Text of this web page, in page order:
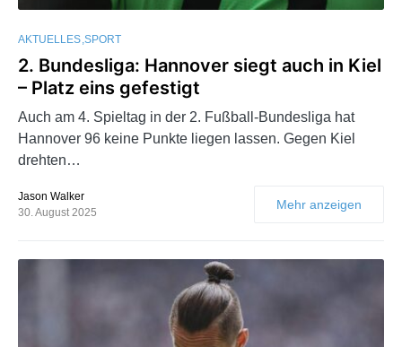
AKTUELLES SPORT
2. Bundesliga: Hannover siegt auch in Kiel
– Platz eins gefestigt
Auch am 4. Spieltag in der 2. Fußball-Bundesliga hat
Hannover 96 keine Punkte liegen lassen. Gegen Kiel
drehten…
Jason Walker
30. August 2025
Mehr anzeigen